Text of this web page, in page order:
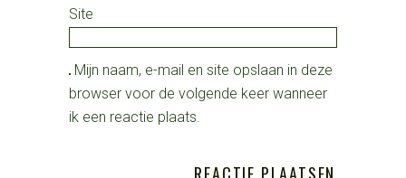
Site
Mijn naam, e-mail en site opslaan in deze
browser voor de volgende keer wanneer
ik een reactie plaats.